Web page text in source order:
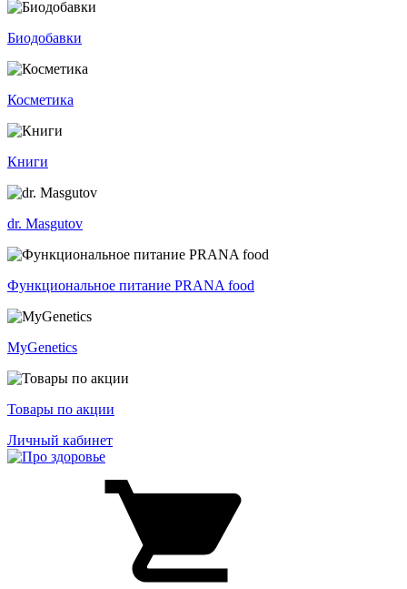
Биодобавки
Косметика
Книги
dr. Masgutov
Функциональное питание PRANA food
MyGenetics
Товары по акции
Личный кабинет